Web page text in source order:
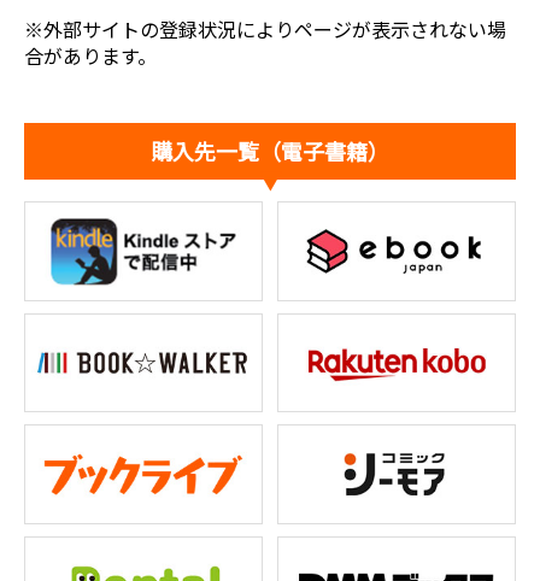
※外部サイトの登録状況によりページが表示されない場
合があります。
購入先一覧（電子書籍）